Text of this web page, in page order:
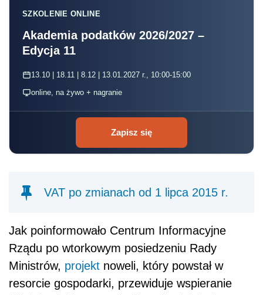
SZKOLENIE ONLINE
Akademia podatków 2026/2027 –
Edycja 11
13.10 | 18.11 | 8.12 | 13.01.2027 r., 10:00-15:00
online, na żywo + nagranie
Zapisz się
VAT po zmianach od 1 lipca 2015 r.
Jak poinformowało Centrum Informacyjne
Rządu po wtorkowym posiedzeniu Rady
Ministrów, projekt noweli, który powstał w
resorcie gospodarki, przewiduje wspieranie